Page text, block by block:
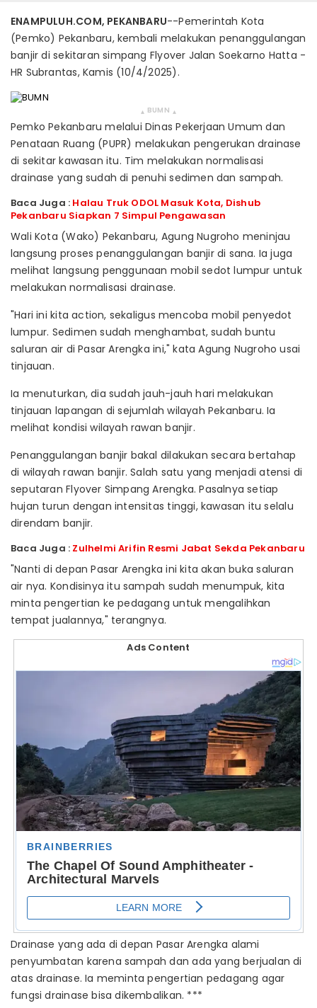
ENAMPULUH.COM, PEKANBARU--Pemerintah Kota
(Pemko) Pekanbaru, kembali melakukan penanggulangan
banjir di sekitaran simpang Flyover Jalan Soekarno Hatta -
HR Subrantas, Kamis (10/4/2025).
▴ BUMN ▴
Pemko Pekanbaru melalui Dinas Pekerjaan Umum dan
Penataan Ruang (PUPR) melakukan pengerukan drainase
di sekitar kawasan itu. Tim melakukan normalisasi
drainase yang sudah di penuhi sedimen dan sampah.
Baca Juga : Halau Truk ODOL Masuk Kota, Dishub
Pekanbaru Siapkan 7 Simpul Pengawasan
Wali Kota (Wako) Pekanbaru, Agung Nugroho meninjau
langsung proses penanggulangan banjir di sana. Ia juga
melihat langsung penggunaan mobil sedot lumpur untuk
melakukan normalisasi drainase.
"Hari ini kita action, sekaligus mencoba mobil penyedot
lumpur. Sedimen sudah menghambat, sudah buntu
saluran air di Pasar Arengka ini," kata Agung Nugroho usai
tinjauan.
Ia menuturkan, dia sudah jauh-jauh hari melakukan
tinjauan lapangan di sejumlah wilayah Pekanbaru. Ia
melihat kondisi wilayah rawan banjir.
Penanggulangan banjir bakal dilakukan secara bertahap
di wilayah rawan banjir. Salah satu yang menjadi atensi di
seputaran Flyover Simpang Arengka. Pasalnya setiap
hujan turun dengan intensitas tinggi, kawasan itu selalu
direndam banjir.
Baca Juga : Zulhelmi Arifin Resmi Jabat Sekda Pekanbaru
"Nanti di depan Pasar Arengka ini kita akan buka saluran
air nya. Kondisinya itu sampah sudah menumpuk, kita
minta pengertian ke pedagang untuk mengalihkan
tempat jualannya," terangnya.
Ads Content
Drainase yang ada di depan Pasar Arengka alami
penyumbatan karena sampah dan ada yang berjualan di
atas drainase. Ia meminta pengertian pedagang agar
fungsi drainase bisa dikembalikan. ***